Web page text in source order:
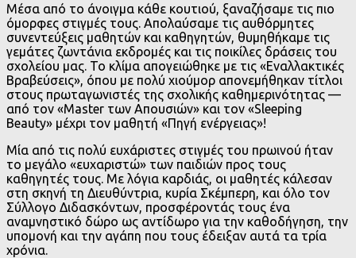
Μέσα από το άνοιγμα κάθε κουτιού, ξαναζήσαμε τις πιο
όμορφες στιγμές τους. Απολαύσαμε τις αυθόρμητες
συνεντεύξεις μαθητών και καθηγητών, θυμηθήκαμε τις
γεμάτες ζωντάνια εκδρομές και τις ποικίλες δράσεις του
σχολείου μας. Το κλίμα απογειώθηκε με τις «Εναλλακτικές
Βραβεύσεις», όπου με πολύ χιούμορ απονεμήθηκαν τίτλοι
στους πρωταγωνιστές της σχολικής καθημερινότητας —
από τον «Master των Απουσιών» και τον «Sleeping
Beauty» μέχρι τον μαθητή «Πηγή ενέργειας»!
Μία από τις πολύ ευχάριστες στιγμές του πρωινού ήταν
το μεγάλο «ευχαριστώ» των παιδιών προς τους
καθηγητές τους. Με λόγια καρδιάς, οι μαθητές κάλεσαν
στη σκηνή τη Διευθύντρια, κυρία Σκέμπερη, και όλο τον
Σύλλογο Διδασκόντων, προσφέροντάς τους ένα
αναμνηστικό δώρο ως αντίδωρο για την καθοδήγηση, την
υπομονή και την αγάπη που τους έδειξαν αυτά τα τρία
χρόνια.